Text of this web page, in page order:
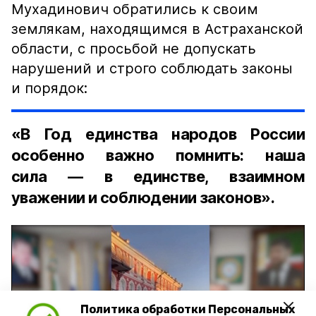
Политика обработки Персональных
Мухадинович обратились к своим
землякам, находящимся в Астраханской
области, с просьбой не допускать
нарушений и строго соблюдать законы
и порядок:
«В Год единства народов России
особенно важно помнить: наша
сила — в единстве, взаимном
уважении и соблюдении законов».